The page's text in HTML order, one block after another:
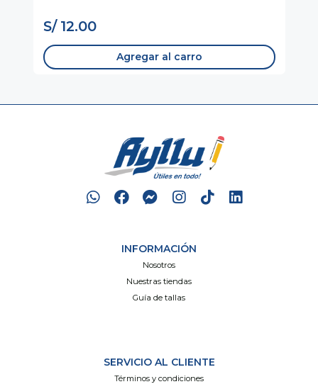
S/ 12.00
Agregar al carro
INFORMACIÓN
Nosotros
Nuestras tiendas
Guía de tallas
SERVICIO AL CLIENTE
Términos y condiciones